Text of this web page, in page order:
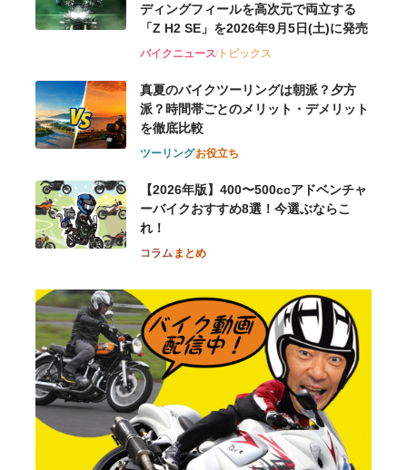
ディングフィールを高次元で両立する
「Z H2 SE」を2026年9月5日(土)に発売
バイクニューストピックス
真夏のバイクツーリングは朝派？夕方
派？時間帯ごとのメリット・デメリット
を徹底比較
ツーリングお役立ち
【2026年版】400〜500ccアドベンチャ
ーバイクおすすめ8選！今選ぶならこ
れ！
コラムまとめ